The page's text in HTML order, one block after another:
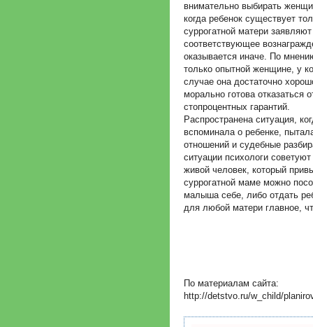
внимательно выбирать
когда ребенок существует
суррогатной матери
соответствующее
оказывается иначе. По
только опытной женщине, у
случае она достаточно
морально готова отказаться
стопроцентных гарантий.
Распространена ситуация,
вспоминала о ребенке,
отношений и судебные
ситуации психологи
живой человек, который
суррогатной маме можно
малыша себе, либо отдать
для любой матери главное,
По материалам сайта:
http://detstvo.ru/w_child/